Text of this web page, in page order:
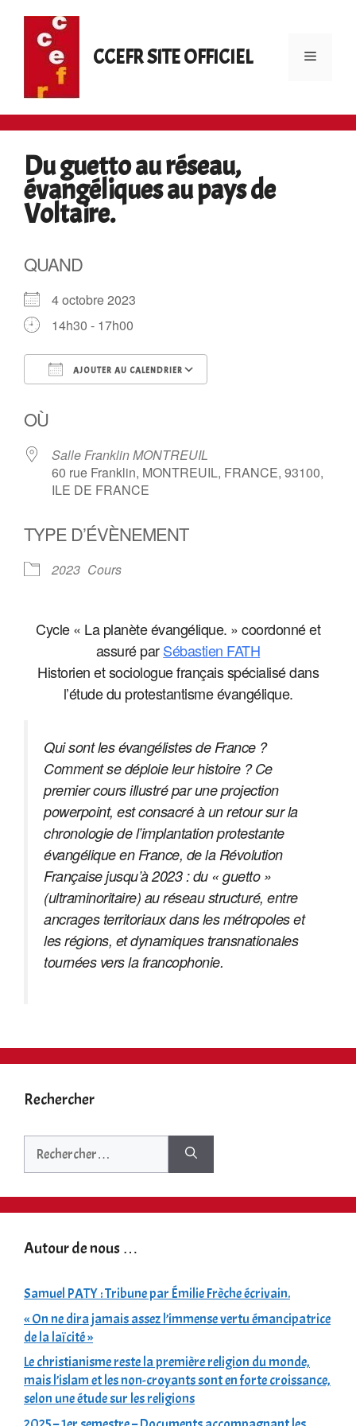
contenu
CCEFR SITE OFFICIEL Menu
Du guetto au réseau,
évangéliques au pays de
Voltaire.
QUAND
4 octobre 2023
14h30 - 17h00
AJOUTER AU CALENDRIER
OÙ
Salle Franklin MONTREUIL
60 rue Franklin, MONTREUIL, FRANCE, 93100,
ILE DE FRANCE
TYPE D’ÉVÈNEMENT
2023 Cours
Cycle « La planète évangélique. » coordonné et
assuré parSébastien FATH
Historien et sociologue français spécialisé dans
l’étude du protestantisme évangélique.
Qui sont les évangélistes de France ?
Comment se déploie leur histoire ? Ce
premier cours illustré par une projection
powerpoint, est consacré à un retour sur la
chronologie de l’implantation protestante
évangélique en France, de la Révolution
Française jusqu’à 2023 : du « guetto »
(ultraminoritaire) au réseau structuré, entre
ancrages territoriaux dans les métropoles et
les régions, et dynamiques transnationales
tournées vers la francophonie.
Rechercher
Rechercher :
Autour de nous …
Samuel PATY : Tribune par Émilie Frèche écrivain.
« On ne dira jamais assez l’immense vertu émancipatrice
de la laïcité »
Le christianisme reste la première religion du monde,
mais l’islam et les non-croyants sont en forte croissance,
selon une étude sur les religions